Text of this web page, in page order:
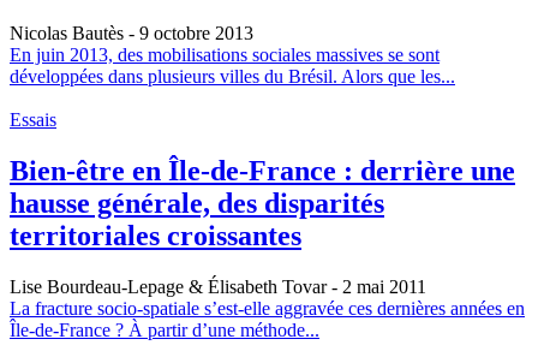
Nicolas Bautès - 9 octobre 2013
En juin 2013, des mobilisations sociales massives se sont
développées dans plusieurs villes du Brésil. Alors que les...
Essais
Bien-être en Île-de-France : derrière une
hausse générale, des disparités
territoriales croissantes
Lise Bourdeau-Lepage & Élisabeth Tovar- 2 mai 2011
La fracture socio-spatiale s’est-elle aggravée ces dernières années en
Île-de-France ? À partir d’une méthode...